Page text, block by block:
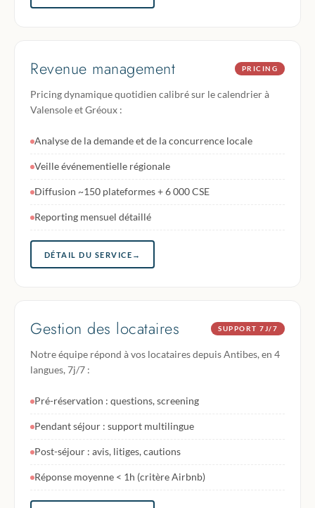
Revenue management PRICING
Pricing dynamique quotidien calibré sur le calendrier à
Valensole et Gréoux :
Analyse de la demande et de la concurrence locale
Veille événementielle régionale
Diffusion ~150 plateformes + 6 000 CSE
Reporting mensuel détaillé
DÉTAIL DU SERVICE →
Gestion des locataires SUPPORT 7J/7
Notre équipe répond à vos locataires depuis Antibes, en 4
langues, 7j/7 :
Pré-réservation : questions, screening
Pendant séjour : support multilingue
Post-séjour : avis, litiges, cautions
Réponse moyenne < 1h (critère Airbnb)